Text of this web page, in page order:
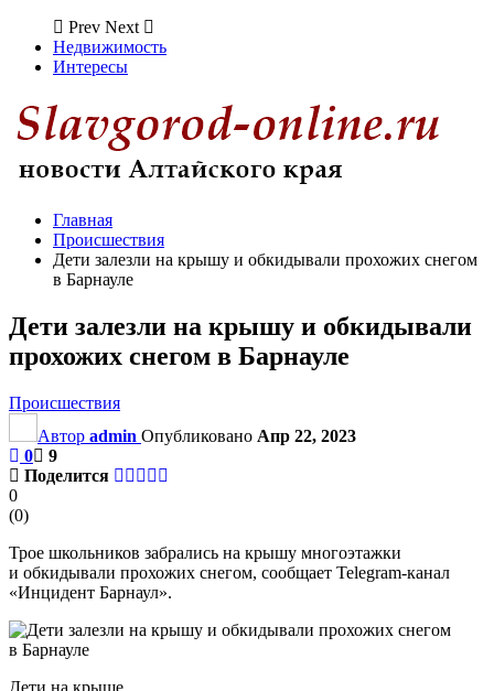
Prev Next
Недвижимость
Интересы
Главная
Происшествия
Дети залезли на крышу и обкидывали прохожих снегом
в Барнауле
Дети залезли на крышу и обкидывали
прохожих снегом в Барнауле
Происшествия
Автор admin Опубликовано Апр 22, 2023
0
9
Поделится
0
(0)
Трое школьников забрались на крышу многоэтажки
и обкидывали прохожих снегом, сообщает Telegram-канал
«Инцидент Барнаул».
Дети на крыше.